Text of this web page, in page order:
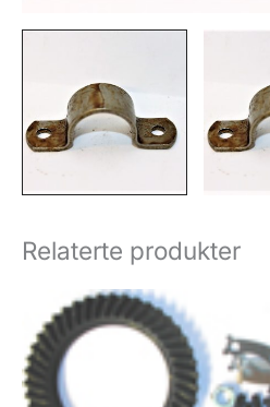
Relaterte produkter